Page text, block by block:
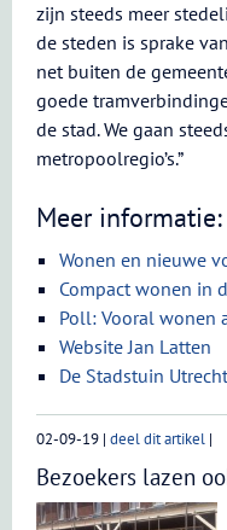
zijn steeds meer
de steden is sprake
net buiten de
goede
de stad. We gaan
metropoolregio’s.”
Meer informatie:
Wonen en nieuwe
Compact wonen in
Poll: Vooral wonen
Website Jan Latten
De Stadstuin
02-09-19 | deel dit artikel |
Bezoekers lazen